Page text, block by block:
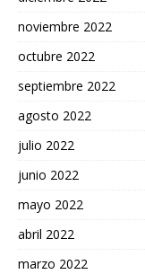
noviembre 2022
octubre 2022
septiembre 2022
agosto 2022
julio 2022
junio 2022
mayo 2022
abril 2022
marzo 2022